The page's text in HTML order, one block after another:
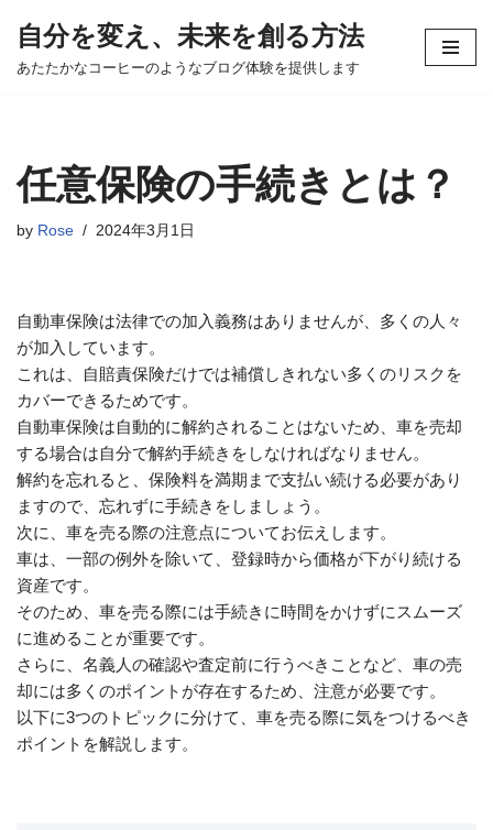
コ
ツ
へ
キ
自分を変え、未来を創る方法
あたたかなコーヒーのようなブログ体験を提供します
任意保険の手続きとは？
by Rose 2024年3月1日
自動車保険は法律での加入義務はありませんが、多くの人々
が加入しています。
これは、自賠責保険だけでは補償しきれない多くのリスクを
カバーできるためです。
自動車保険は自動的に解約されることはないため、車を売却
する場合は自分で解約手続きをしなければなりません。
解約を忘れると、保険料を満期まで支払い続ける必要があり
ますので、忘れずに手続きをしましょう。
次に、車を売る際の注意点についてお伝えします。
車は、一部の例外を除いて、登録時から価格が下がり続ける
資産です。
そのため、車を売る際には手続きに時間をかけずにスムーズ
に進めることが重要です。
さらに、名義人の確認や査定前に行うべきことなど、車の売
却には多くのポイントが存在するため、注意が必要です。
以下に3つのトピックに分けて、車を売る際に気をつけるべき
ポイントを解説します。